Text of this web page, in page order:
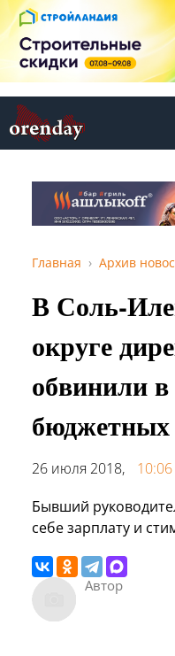
Главная Архив
В Соль-
округе
обвинили
бюджетных
26 июля 2018,
10:06
Бывший
себе зарплату и
Автор